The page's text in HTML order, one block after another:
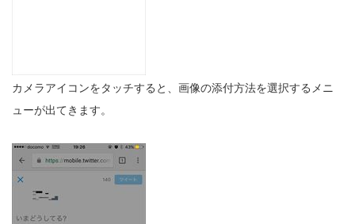
カメラアイコンをタッチすると、画像の添付方法を選択するメニ
ューが出てきます。